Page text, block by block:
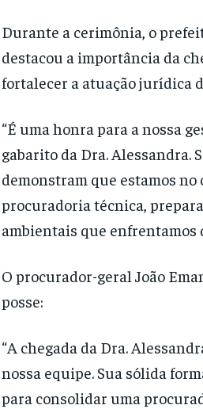
Durante a cerimônia, o
destacou a importância da
fortalecer a atuação jurídica
“É uma honra para a nossa
gabarito da Dra. Alessandra.
demonstram que estamos
procuradoria técnica,
ambientais que enfrentamos
O procurador-geral João
posse:
“A chegada da Dra.
nossa equipe. Sua sólida
para consolidar uma